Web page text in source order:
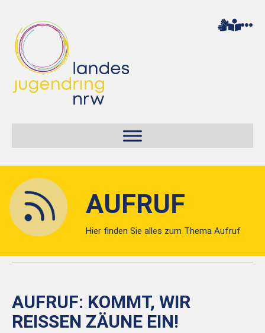
AUFRUF
Hier finden Sie alles zum Thema Aufruf
AUFRUF: KOMMT, WIR
REISSEN ZÄUNE EIN!